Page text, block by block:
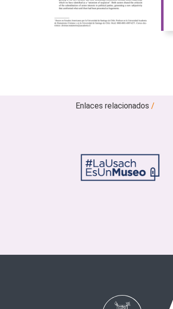
Enlaces relacionados/